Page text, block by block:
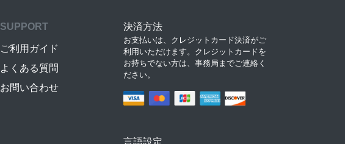
SUPPORT
ご利用ガイド
よくある質問
お問い合わせ
決済方法
お支払いは、クレジットカード決済がご
利用いただけます。クレジットカードを
お持ちでない方は、事務局までご連絡く
ださい。
言語設定